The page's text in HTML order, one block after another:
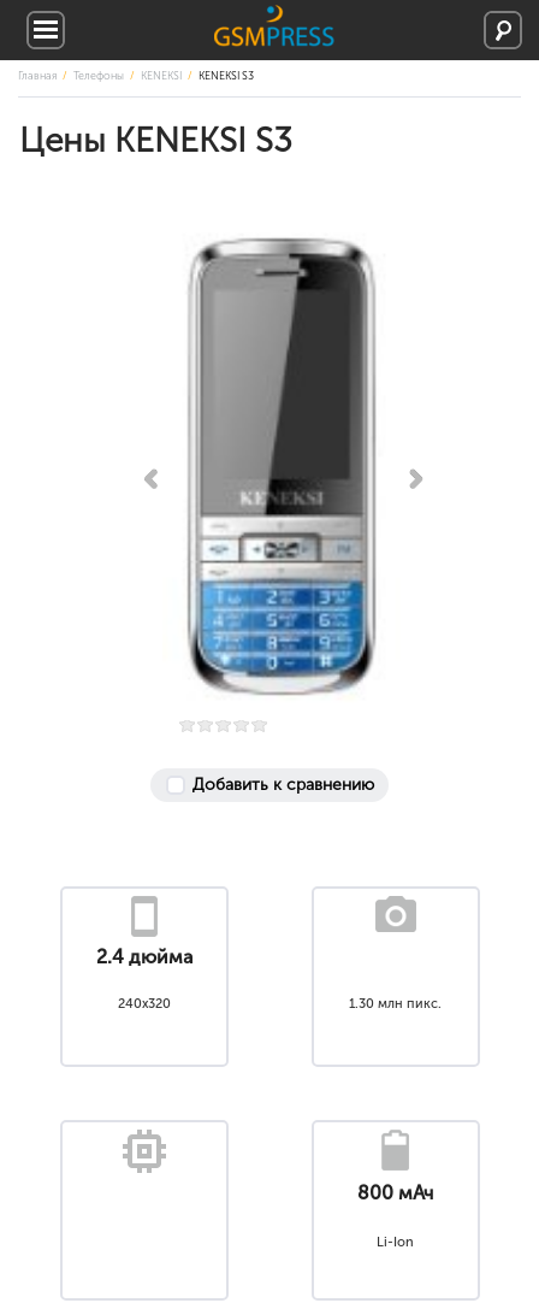
Главная Телефоны KENEKSI KENEKSI S3
Цены KENEKSI S3
Добавить к сравнению
2.4 дюйма
240x320 1.30 млн пикс.
800 мАч
Li-Ion